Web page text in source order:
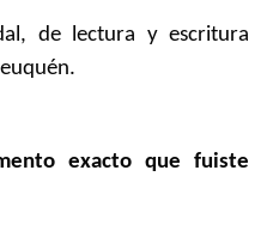
de lectura y escritura
exacto que fuiste